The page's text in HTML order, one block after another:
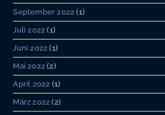
September 2022 (1)
Juli 2022 (1)
Juni 2022 (1)
Mai 2022 (2)
April 2022 (1)
März 2022 (2)